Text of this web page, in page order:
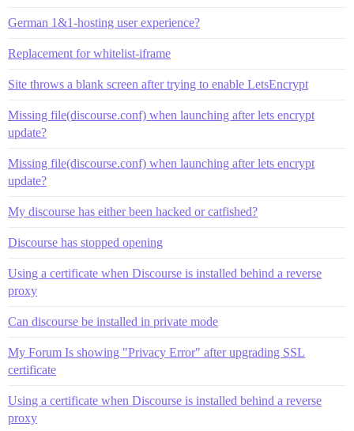
German 1&1-hosting user experience?
Replacement for whitelist-iframe
Site throws a blank screen after trying to enable LetsEncrypt
Missing file(discourse.conf) when launching after lets encrypt
update?
Missing file(discourse.conf) when launching after lets encrypt
update?
My discourse has either been hacked or catfished?
Discourse has stopped opening
Using a certificate when Discourse is installed behind a reverse
proxy
Can discourse be installed in private mode
My Forum Is showing "Privacy Error" after upgrading SSL
certificate
Using a certificate when Discourse is installed behind a reverse
proxy